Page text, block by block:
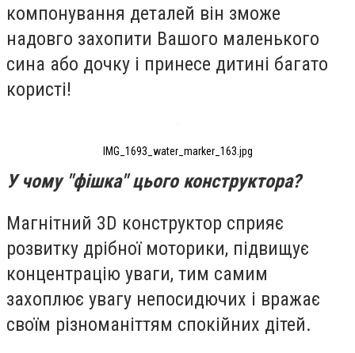
компонування деталей він зможе
надовго захопити Вашого маленького
сина або дочку і принесе дитині багато
користі!
IMG_1693_water_marker_163.jpg
У чому "фішка" цього конструктора?
Магнітний 3D конструктор сприяє
розвитку дрібної моторики, підвищує
концентрацію уваги, тим самим
захоплює увагу непосидючих і вражає
своїм різноманіттям спокійних дітей.